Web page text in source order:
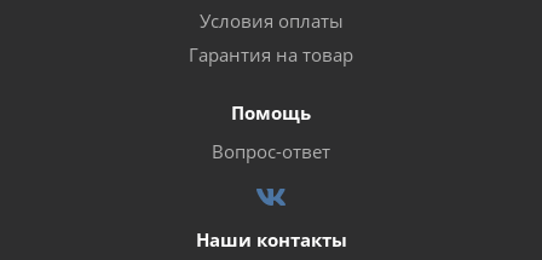
Условия оплаты
Гарантия на товар
Помощь
Вопрос-ответ
Наши контакты